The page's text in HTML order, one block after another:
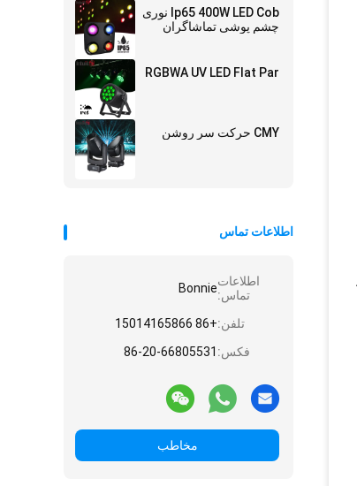
Ip65 400W LED Cob نوری
چشم پوشی تماشاگران
RGBWA UV LED Flat Par
CMY حرکت سر روشن
اطلاعات تماس
اطلاعات
تماس:Bonnie
تلفن:+86 15014165866
فکس: 86-20-66805531
مخاطب